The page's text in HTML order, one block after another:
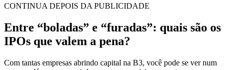
CONTINUA DEPOIS DA PUBLICIDADE
Entre “boladas” e “furadas”: quais são os
IPOs que valem a pena?
Com tantas empresas abrindo capital na B3, você pode se ver num